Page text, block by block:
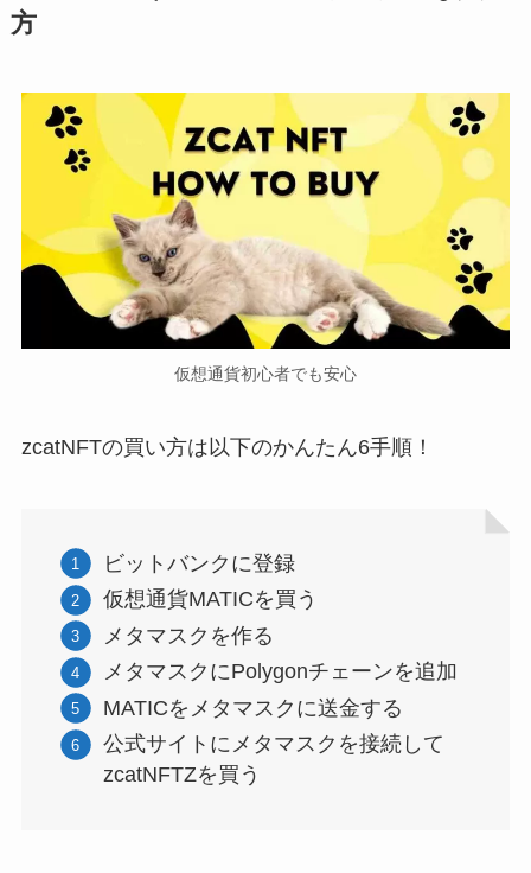
方
仮想通貨初心者でも安心
zcatNFTの買い方は以下のかんたん6手順！
ビットバンクに登録
仮想通貨MATICを買う
メタマスクを作る
メタマスクにPolygonチェーンを追加
MATICをメタマスクに送金する
公式サイトにメタマスクを接続して
zcatNFTZを買う